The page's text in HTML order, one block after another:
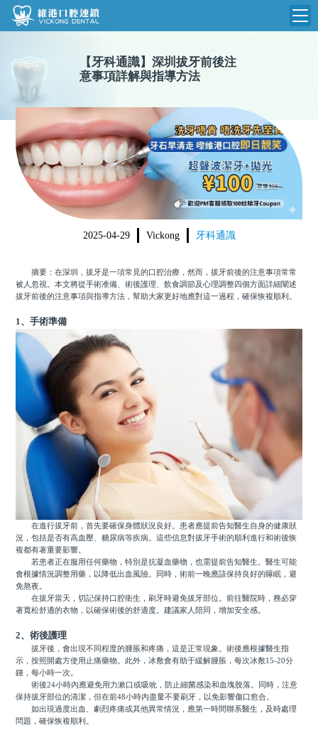
維港首頁
品牌介紹
環境設備
醫院新聞
收費標準
N
收費總表
植牙收費
根管收費
美學收費
箍牙收費
醫生團隊
門診時間
【 牙科通識】 深圳拔牙前後注
意事項詳解與指導方法
2025-04-29 Vickong 牙科通識
摘要：在深圳，拔牙是一項常見的口腔治療，然而，拔牙前後的注意事項常常
被人忽視。本文將從手術准備、術後護理、飲食調節及心理調整四個方面詳細闡述
拔牙前後的注意事項與指導方法，幫助大家更好地應對這一過程，確保恢複順利。
1、手術準備
在進行拔牙前，首先要確保身體狀況良好。患者應提前告知醫生自身的健康狀
況，包括是否有高血壓、糖尿病等疾病。這些信息對拔牙手術的順利進行和術後恢
複都有著重要影響。
若患者正在服用任何藥物，特別是抗凝血藥物，也需提前告知醫生。醫生可能
會根據情況調整用藥，以降低出血風險。同時，術前一晚應該保持良好的睡眠，避
免熬夜。
在拔牙當天，切記保持口腔衛生，刷牙時避免拔牙部位。前往醫院時，務必穿
著寬松舒適的衣物，以確保術後的舒適度。建議家人陪同，增加安全感。
2、術後護理
拔牙後，會出現不同程度的腫脹和疼痛，這是正常現象。術後應根據醫生指
示，按照開處方使用止痛藥物。此外，冰敷會有助于緩解腫脹，每次冰敷15-20分
鍾，每小時一次。
術後24小時內應避免用力漱口或吸吮，防止細菌感染和血塊脫落。同時，注意
保持拔牙部位的清潔，但在前48小時內盡量不要刷牙，以免影響傷口愈合。
如出現過度出血、劇烈疼痛或其他異常情況，應第一時間聯系醫生，及時處理
問題，確保恢複順利。